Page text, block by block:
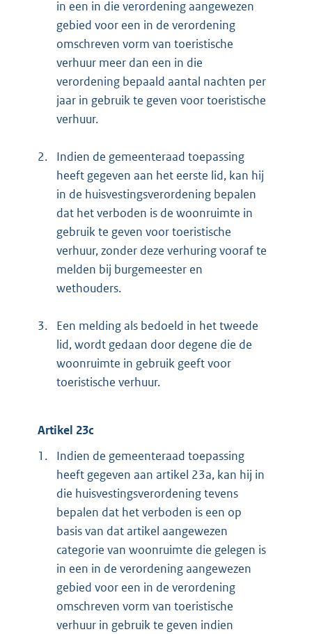
in een in die verordening aangewezen
gebied voor een in de verordening
omschreven vorm van toeristische
verhuur meer dan een in die
verordening bepaald aantal nachten per
jaar in gebruik te geven voor toeristische
verhuur.
2.
Indien de gemeenteraad toepassing
heeft gegeven aan het eerste lid, kan hij
in de huisvestingsverordening bepalen
dat het verboden is de woonruimte in
gebruik te geven voor toeristische
verhuur, zonder deze verhuring vooraf te
melden bij burgemeester en
wethouders.
3.
Een melding als bedoeld in het tweede
lid, wordt gedaan door degene die de
woonruimte in gebruik geeft voor
toeristische verhuur.
Artikel 23c
1.
Indien de gemeenteraad toepassing
heeft gegeven aan artikel 23a, kan hij in
die huisvestingsverordening tevens
bepalen dat het verboden is een op
basis van dat artikel aangewezen
categorie van woonruimte die gelegen is
in een in de verordening aangewezen
gebied voor een in de verordening
omschreven vorm van toeristische
verhuur in gebruik te geven indien